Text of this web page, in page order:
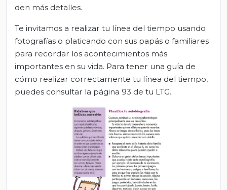
den más detalles.
Te invitamos a realizar tu línea del tiempo usando
fotografías o platicando con sus papás o familiares
para recordar los acontecimientos más
importantes en su vida. Para tener una guía de
cómo realizar correctamente tu línea del tiempo,
puedes consultar la página 93 de tu LTG.